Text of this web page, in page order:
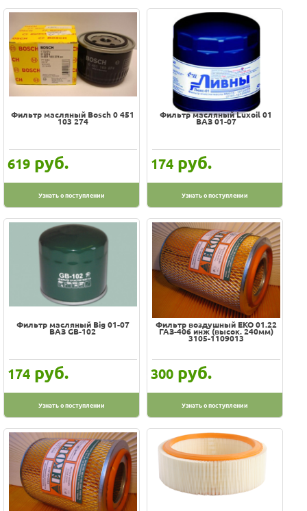
Фильтр масляный Bosch 0 451
103 274
619 руб.
Узнать о поступлении
Фильтр масляный Luxoil 01
ВАЗ 01-07
174 руб.
Узнать о поступлении
Фильтр масляный Big 01-07
ВАЗ GB-102
174 руб.
Узнать о поступлении
Фильтр воздушный EKO 01.22
ГАЗ-406 инж (высок. 240мм)
3105-1109013
300 руб.
Узнать о поступлении